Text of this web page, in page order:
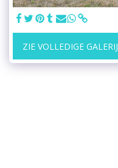
ZIE VOLLEDIGE GALERIJ